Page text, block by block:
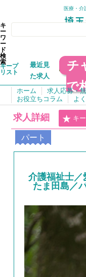
医療・介
キ
ー
ワ
ー
ド
検
索
キープ
リスト
最近見
た求人
チ
で
ホーム 求人応募・
お役立ちコラム
よ
求人詳細 キ
パート
介護福祉士／
たま田島／